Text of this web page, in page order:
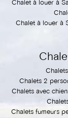
Chalet à louer à
Chalet à louer à
Chalets 2
Chalets avec
Chalets fumeurs